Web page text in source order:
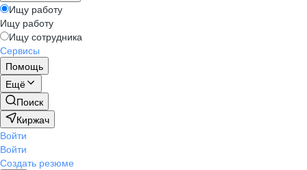
Ищу работу
Ищу работу
Ищу сотрудника
Сервисы
Помощь
Ещё
Поиск
Киржач
Войти
Войти
Создать резюме